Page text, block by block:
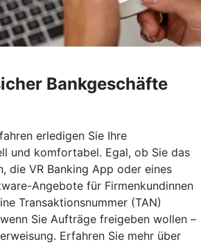
Bankgeschäfte
erledigen Sie Ihre
und komfortabel. Egal, ob Sie das
die VR Banking App oder eines
Angebote für Firmenkundinnen
Transaktionsnummer (TAN)
Sie Aufträge freigeben wollen –
Erfahren Sie mehr über